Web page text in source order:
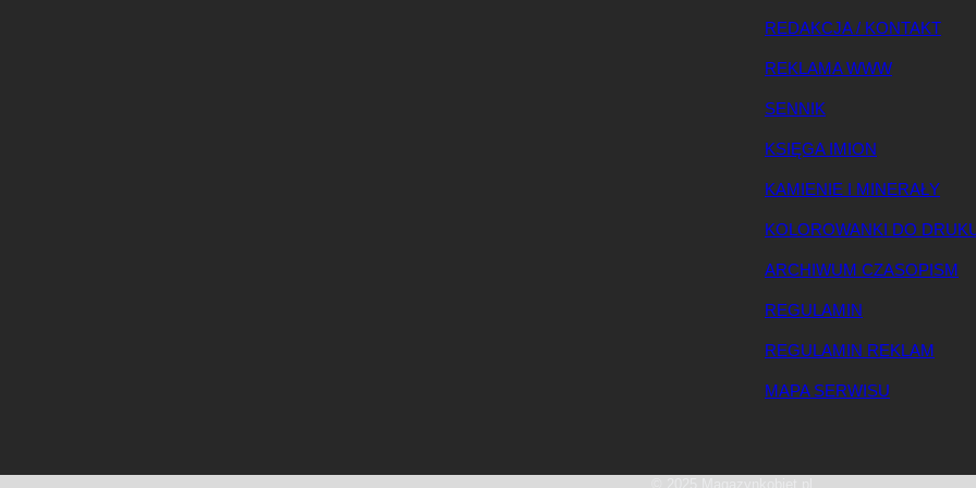
REDAKCJA / KONTAKT
REKLAMA WWW
SENNIK
KSIĘGA IMION
KAMIENIE I MINERAŁY
KOLOROWANKI DO
ARCHIWUM CZASOPISM
REGULAMIN
REGULAMIN REKLAM
MAPA SERWISU